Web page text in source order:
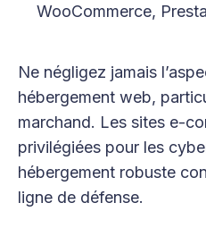
WooCommerce,
Ne négligez jamais
hébergement web,
marchand. Les sites e-
privilégiées pour les
hébergement robuste
ligne de défense.